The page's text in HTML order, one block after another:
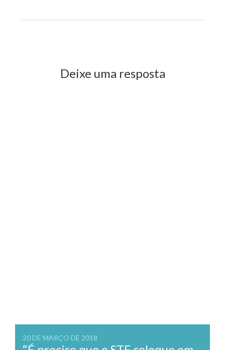
Deixe uma resposta
20 DE MARÇO DE 2018